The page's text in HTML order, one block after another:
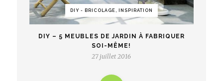
DIY - BRICOLAGE, INSPIRATION
DIY – 5 MEUBLES DE JARDIN À FABRIQUER
SOI-MÊME!
27 juillet 2016